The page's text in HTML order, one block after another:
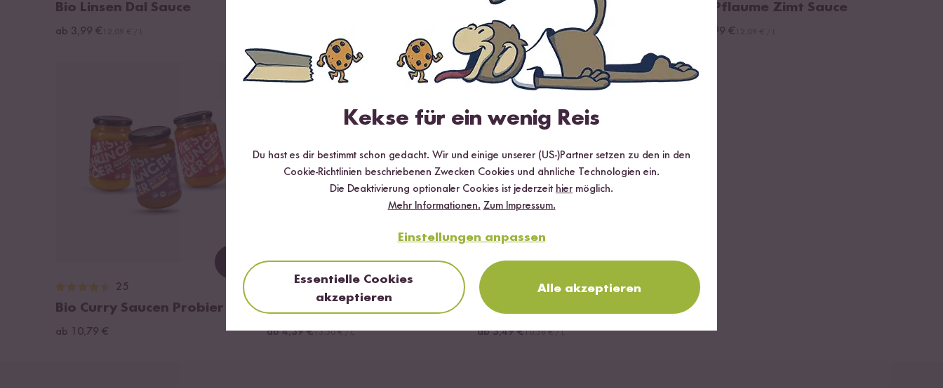
Bio Linsen Dal Sauce
ab 3,99 €
Bio Apfel Zimt Sauce
ab 3,99 € 12,09 € / L
Bio Pflaume Zimt Sauce
ab 3,99 €
Loading...
25
Bio Curry Saucen Probier Set
ab 10,79 €
HIGH PROTEIN
Loading...
38
Bio Veggie Bolognese Sauce
ab 4,39 €13,30 € / L
Loading...
30
Bio Tomate Kräuter Sauce
ab 3,49 €10,58 € / L
Kekse für ein wenig Reis
Du hast es dir bestimmt schon gedacht. Wir und einige unserer (US-)Partner setzen zu den in den
Cookie-Richtlinien beschriebenen Zwecken Cookies und ähnliche Technologien ein.
Die Deaktivierung optionaler Cookies ist jederzeit hier möglich.
Mehr Informationen. Zum Impressum.
Einstellungen anpassen
Essentielle Cookies
akzeptieren
Alle akzeptieren